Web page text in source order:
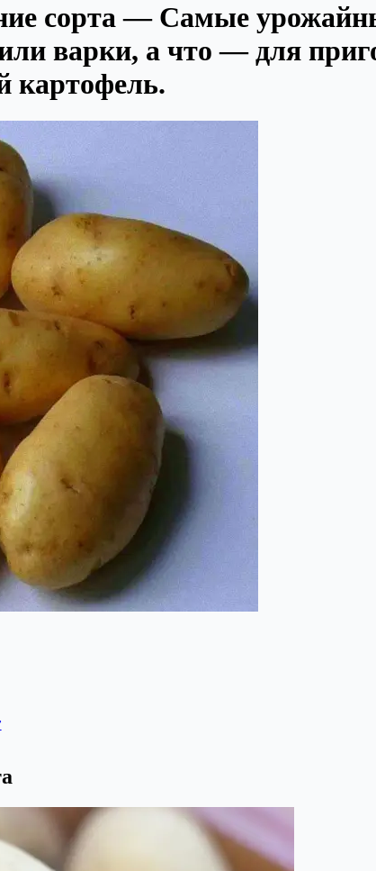
сорта — Самые
варки, а что — для
картофель.